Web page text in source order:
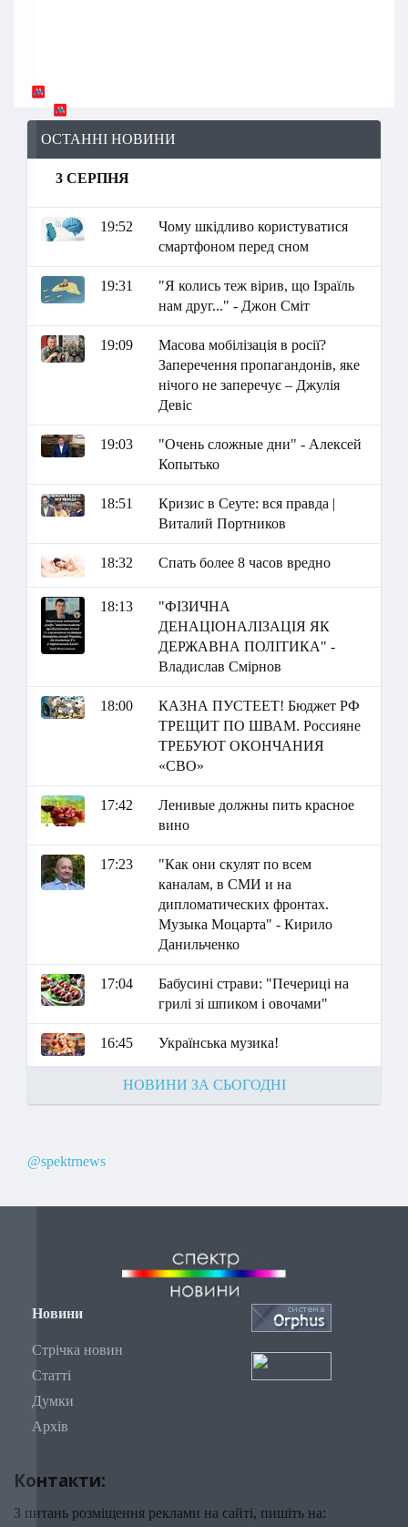
ОСТАННІ НОВИНИ
3 СЕРПНЯ
19:52
Чому шкідливо користуватися
смартфоном перед сном
19:31
"Я колись теж вірив, що Ізраїль
нам друг..." - Джон Сміт
19:09
Масова мобілізація в росії?
Заперечення пропагандонів, яке
нічого не заперечує – Джулія
Девіс
19:03
"Очень сложные дни" - Алексей
Копытько
18:51
Кризис в Сеуте: вся правда |
Виталий Портников
18:32 Спать более 8 часов вредно
18:13
"ФІЗИЧНА
ДЕНАЦІОНАЛІЗАЦІЯ ЯК
ДЕРЖАВНА ПОЛІТИКА" -
Владислав Смірнов
18:00
КАЗНА ПУСТЕЕТ! Бюджет РФ
ТРЕЩИТ ПО ШВАМ. Россияне
ТРЕБУЮТ ОКОНЧАНИЯ
«СВО»
17:42
Ленивые должны пить красное
вино
17:23
"Как они скулят по всем
каналам, в СМИ и на
дипломатических фронтах.
Музыка Моцарта" - Кирило
Данильченко
17:04
Бабусині страви: "Печериці на
грилі зі шпиком і овочами"
16:45 Українська музика!
НОВИНИ ЗА СЬОГОДНІ
@spektrnews
Новини
Стрічка новин
Статті
Думки
Архів
Контакти:
З питань розміщення реклами на сайті, пишіть на: